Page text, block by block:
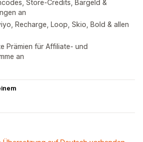
Store-Credits, Bargeld &
an
Recharge, Loop, Skio, Bold & allen
Prämien für Affiliate- und
an